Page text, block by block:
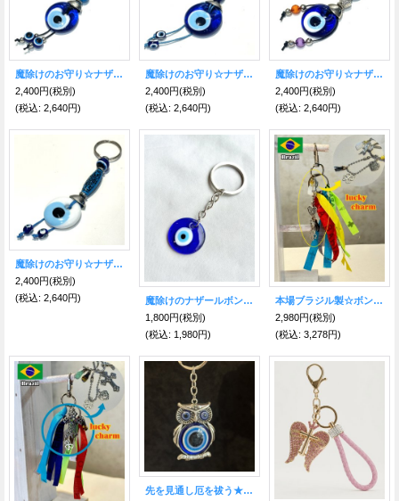
魔除けのお守り☆ナザールボンジュウキーホルダー D
2,400円(税別)
(税込: 2,640円)
魔除けのお守り☆ナザールボンジュウキーホルダー C
2,400円(税別)
(税込: 2,640円)
魔除けのお守り☆ナザールボンジュウキーホルダー B
2,400円(税別)
(税込: 2,640円)
魔除けのお守り☆ナザールボンジュウキーホルダー A
2,400円(税別)
(税込: 2,640円)
魔除けのナザールボンジュウキーホルダー
1,800円(税別)
(税込: 1,980円)
本場ブラジル製☆ボンフィンキーホルダーミックス09【サッカー関連お守り】
2,980円(税別)
(税込: 3,278円)
先を見通し厄を祓う★ナザールボンジュウ★ふくろうキーホルダー